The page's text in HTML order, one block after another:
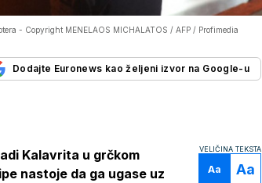
- Copyright MENELAOS MICHALATOS / AFP / Profimedia
Dodajte Euronews kao željeni izvor na Google-u
VELIČINA TEKSTA
Aa Aa
Kalavrita u grčkom
nastoje da ga ugase uz